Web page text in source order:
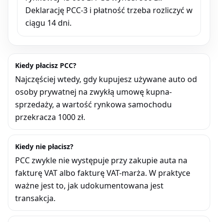
Deklarację PCC-3 i płatność trzeba rozliczyć w
ciągu 14 dni.
Kiedy płacisz PCC?
Najczęściej wtedy, gdy kupujesz używane auto od
osoby prywatnej na zwykłą umowę kupna-
sprzedaży, a wartość rynkowa samochodu
przekracza 1000 zł.
Kiedy nie płacisz?
PCC zwykle nie występuje przy zakupie auta na
fakturę VAT albo fakturę VAT-marża. W praktyce
ważne jest to, jak udokumentowana jest
transakcja.